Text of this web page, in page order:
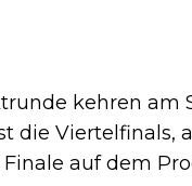
kehren am
die Viertelfinals,
auf dem